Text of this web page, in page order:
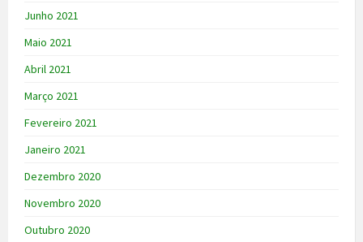
Junho 2021
Maio 2021
Abril 2021
Março 2021
Fevereiro 2021
Janeiro 2021
Dezembro 2020
Novembro 2020
Outubro 2020